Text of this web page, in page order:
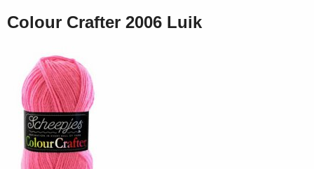
Colour Crafter 2006 Luik